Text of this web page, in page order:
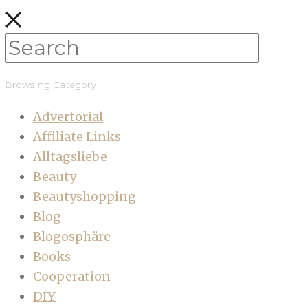
Browsing Category
Advertorial
Affiliate Links
Alltagsliebe
Beauty
Beautyshopping
Blog
Blogosphäre
Books
Cooperation
DIY